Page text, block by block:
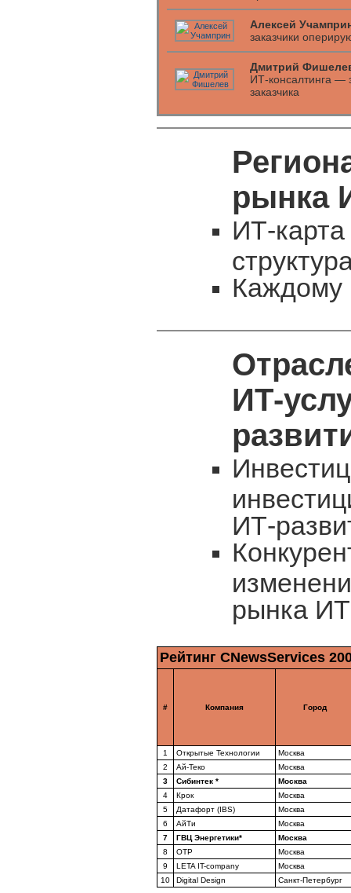
Алексей
заказчики
Дмитрий
ИТ-консалтинга —
заказчика
рынка
ИТ-
Каждому
ИТ-
ИТ-
рынка
Рейтинг CNewsServices
# Компания Город
1 Открытые Технологии
Москва
2
Ай-Теко
Москва
3
Сибинтек *
Москва
4
Крок
Москва
5
Датафорт (IBS)
Москва
6
АйТи
Москва
7
ГВЦ Энергетики*
Москва
8
ОТР
Москва
9
LETA IT-company
Москва
10
Digital Design Санкт-Петербург